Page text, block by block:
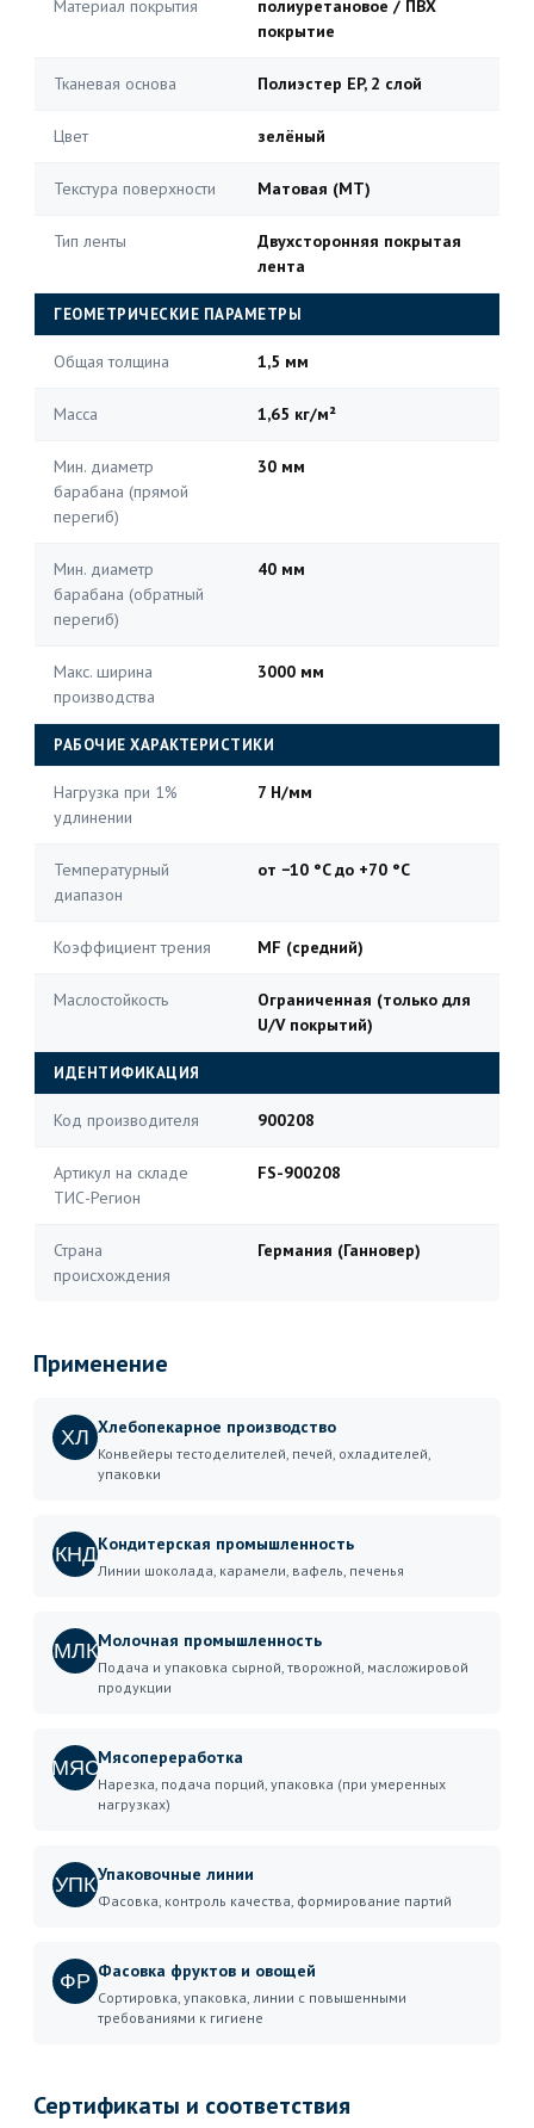
Материал покрытия
полиуретановое / ПВХ
покрытие
Тканевая основа Полиэстер EP, 2 слой
Цвет зелёный
Текстура поверхности Матовая (MT)
Тип ленты
Двухсторонняя покрытая
лента
ГЕОМЕТРИЧЕСКИЕ ПАРАМЕТРЫ
Общая толщина 1,5 мм
Масса 1,65 кг/м²
Мин. диаметр
барабана (прямой
перегиб)
30 мм
Мин. диаметр
барабана (обратный
перегиб)
40 мм
Макс. ширина
производства
3000 мм
РАБОЧИЕ ХАРАКТЕРИСТИКИ
Нагрузка при 1%
удлинении
7 Н/мм
Температурный
диапазон
от −10 °C до +70 °C
Коэффициент трения MF (средний)
Маслостойкость
Ограниченная (только для
U/V покрытий)
ИДЕНТИФИКАЦИЯ
Код производителя 900208
Артикул на складе
ТИС-Регион
FS-900208
Страна
происхождения
Германия (Ганновер)
Применение
ХЛ Хлебопекарное производство
Конвейеры тестоделителей, печей, охладителей,
упаковки
КНДКондитерская промышленность
Линии шоколада, карамели, вафель, печенья
МЛКМолочная промышленность
Подача и упаковка сырной, творожной, масложировой
продукции
МЯСМясопереработка
Нарезка, подача порций, упаковка (при умеренных
нагрузках)
УПКУпаковочные линии
Фасовка, контроль качества, формирование партий
ФР Фасовка фруктов и овощей
Сортировка, упаковка, линии с повышенными
требованиями к гигиене
Сертификаты и соответствия